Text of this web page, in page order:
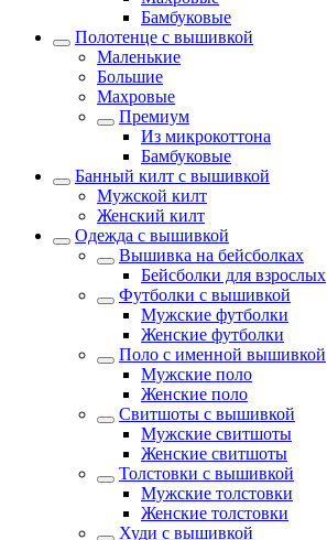
Бамбуковые
Полотенце с вышивкой
Маленькие
Большие
Махровые
Премиум
Из микрокоттона
Бамбуковые
Банный килт с вышивкой
Мужской килт
Женский килт
Одежда с вышивкой
Вышивка на бейсболках
Бейсболки для взрослых
Футболки с вышивкой
Мужские футболки
Женские футболки
Поло с именной вышивкой
Мужские поло
Женские поло
Свитшоты с вышивкой
Мужские свитшоты
Женские свитшоты
Толстовки с вышивкой
Мужские толстовки
Женские толстовки
Худи с вышивкой